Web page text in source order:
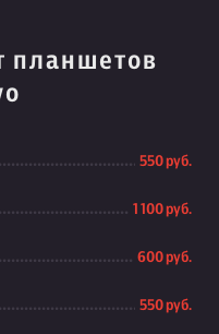
планшетов
550 руб.
1 100 руб.
600 руб.
550 руб.